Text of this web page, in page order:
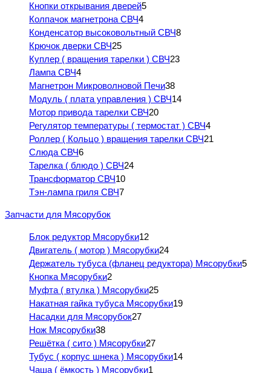
Кнопки открывания дверей5
Колпачок магнетрона СВЧ4
Конденсатор высоковольтный СВЧ8
Крючок дверки СВЧ25
Куплер ( вращения тарелки ) СВЧ23
Лампа СВЧ4
Магнетрон Микроволновой Печи38
Модуль ( плата управления ) СВЧ14
Мотор привода тарелки СВЧ20
Регулятор температуры ( термостат ) СВЧ4
Роллер ( Кольцо ) вращения тарелки СВЧ21
Слюда СВЧ6
Тарелка ( блюдо ) СВЧ24
Трансформатор СВЧ10
Тэн-лампа гриля СВЧ7
Запчасти для Мясорубок
Блок редуктор Мясорубки12
Двигатель ( мотор ) Мясорубки24
Держатель тубуса (фланец редуктора) Мясорубки5
Кнопка Мясорубки2
Муфта ( втулка ) Мясорубки25
Накатная гайка тубуса Мясорубки19
Насадки для Мясорубок27
Нож Мясорубки38
Решётка ( сито ) Мясорубки27
Тубус ( корпус шнека ) Мясорубки14
Чаша ( ёмкость ) Мясорубки1